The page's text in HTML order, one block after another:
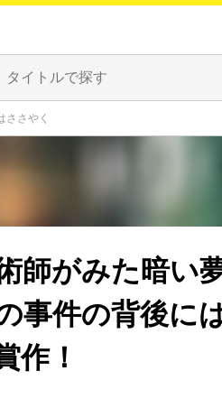
ささやく
師がみた暗い
事件の背後
作！